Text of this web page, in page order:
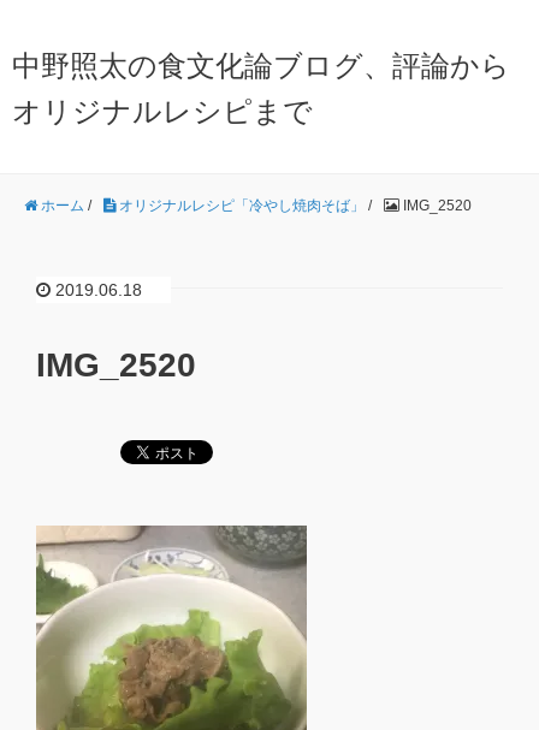
中野照太の食文化論ブログ、評論から
オリジナルレシピまで
ホーム / オリジナルレシピ「冷やし焼肉そば」 / IMG_2520
2019.06.18
IMG_2520